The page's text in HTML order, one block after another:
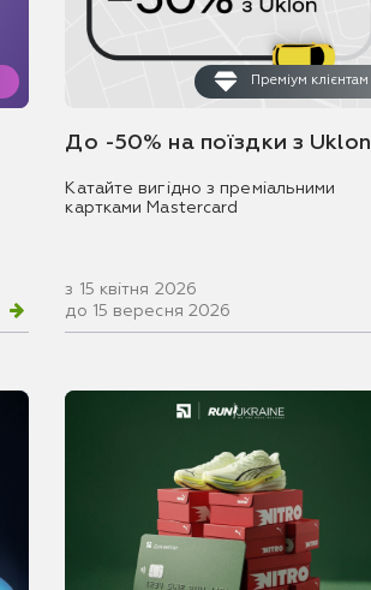
Преміум клієнтам
До -50% на поїздки з Uklon
Катайте вигідно з преміальними
картками Mastercard
з 15 квітня 2026
до 15 вересня 2026